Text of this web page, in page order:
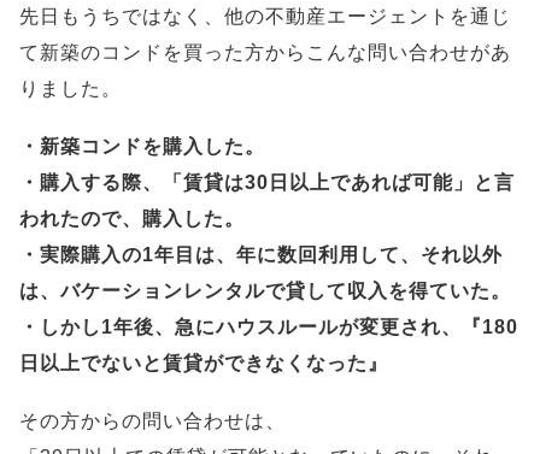
先日もうちではなく、他の不動産エージェントを通じ
て新築のコンドを買った方からこんな問い合わせがあ
りました。
・新築コンドを購入した。
・購入する際、「賃貸は30日以上であれば可能」と言
われたので、購入した。
・実際購入の1年目は、年に数回利用して、それ以外
は、バケーションレンタルで貸して収入を得ていた。
・しかし1年後、急にハウスルールが変更され、『180
日以上でないと賃貸ができなくなった』
その方からの問い合わせは、